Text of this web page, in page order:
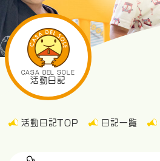
CASA DEL SOLE
活動日記
活動日記TOP 日記一覧